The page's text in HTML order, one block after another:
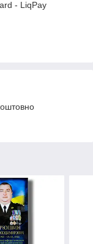
- LiqPay